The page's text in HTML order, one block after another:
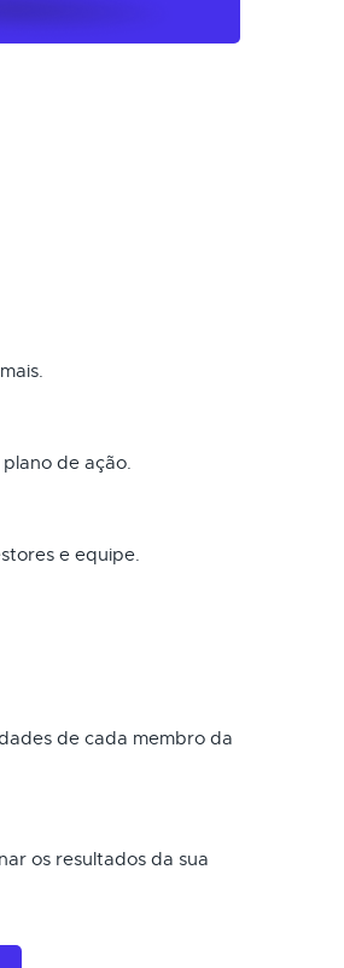
de ação.
e equipe.
de cada membro da
os resultados da sua